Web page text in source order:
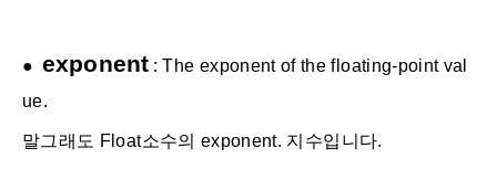
● exponent :The exponent of the floating-point val
ue.
말그래도 Float소수의 exponent. 지수입니다.